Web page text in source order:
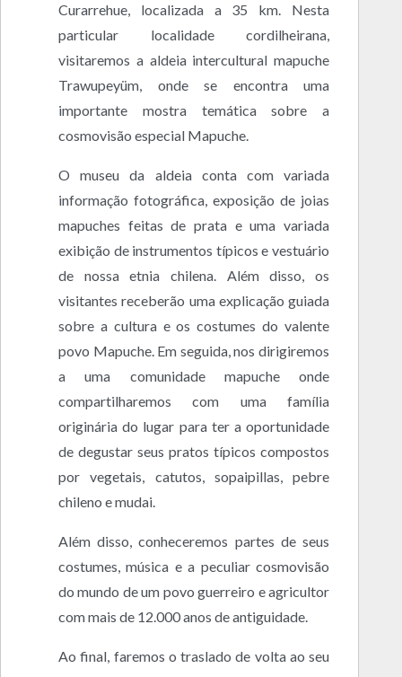
Curarrehue, localizada a 35 km. Nesta
particular localidade cordilheirana,
visitaremos a aldeia intercultural mapuche
Trawupeyüm, onde se encontra uma
importante mostra temática sobre a
cosmovisão especial Mapuche.
O museu da aldeia conta com variada
informação fotográfica, exposição de joias
mapuches feitas de prata e uma variada
exibição de instrumentos típicos e vestuário
de nossa etnia chilena. Além disso, os
visitantes receberão uma explicação guiada
sobre a cultura e os costumes do valente
povo Mapuche. Em seguida, nos dirigiremos
a uma comunidade mapuche onde
compartilharemos com uma família
originária do lugar para ter a oportunidade
de degustar seus pratos típicos compostos
por vegetais, catutos, sopaipillas, pebre
chileno e mudai.
Além disso, conheceremos partes de seus
costumes, música e a peculiar cosmovisão
do mundo de um povo guerreiro e agricultor
com mais de 12.000 anos de antiguidade.
Ao final, faremos o traslado de volta ao seu